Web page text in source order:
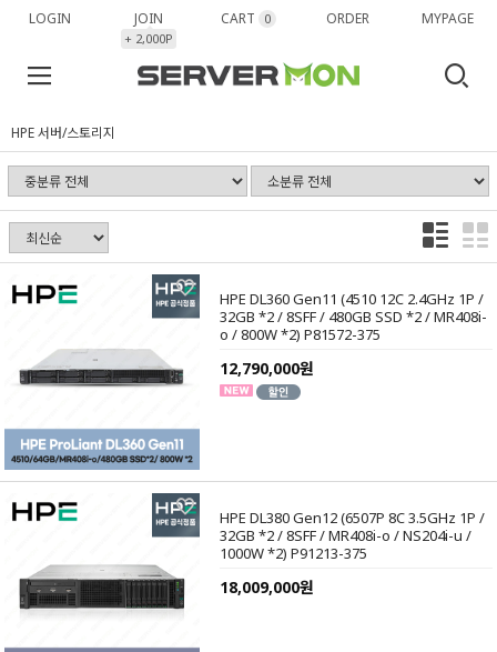
LOGIN JOIN
+ 2,000P
CART 0 ORDER MYPAGE
HPE 서버/스토리지
HPE DL360 Gen11 (4510 12C 2.4GHz 1P /
32GB *2 / 8SFF / 480GB SSD *2 / MR408i-
o / 800W *2) P81572-375
12,790,000원
HPE DL380 Gen12 (6507P 8C 3.5GHz 1P /
32GB *2 / 8SFF / MR408i-o / NS204i-u /
1000W *2) P91213-375
18,009,000원